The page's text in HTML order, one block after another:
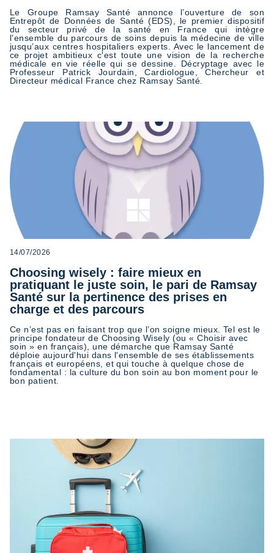
Le Groupe Ramsay Santé annonce l’ouverture de son
Entrepôt de Données de Santé (EDS), le premier dispositif
du secteur privé de la santé en France qui intègre
l’ensemble du parcours de soins depuis la médecine de ville
jusqu’aux centres hospitaliers experts. Avec le lancement de
ce projet ambitieux c'est toute une vision de la recherche
médicale en vie réelle qui se dessine. Décryptage avec le
Professeur Patrick Jourdain, Cardiologue, Chercheur et
Directeur médical France chez Ramsay Santé.
14/07/2026
Choosing wisely : faire mieux en
pratiquant le juste soin, le pari de Ramsay
Santé sur la pertinence des prises en
charge et des parcours
Ce n’est pas en faisant trop que l’on soigne mieux. Tel est le
principe fondateur de Choosing Wisely (ou « Choisir avec
soin » en français), une démarche que Ramsay Santé
déploie aujourd'hui dans l'ensemble de ses établissements
français et européens, et qui touche à quelque chose de
fondamental : la culture du bon soin au bon moment pour le
bon patient.